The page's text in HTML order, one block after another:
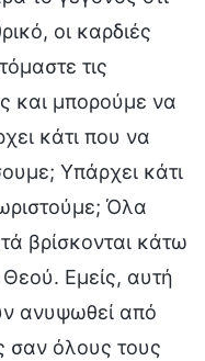
οι καρδιές
τις
και μπορούμε να
κάτι που να
Υπάρχει κάτι
Όλα
βρίσκονται κάτω
Εμείς, αυτή
ανυψωθεί από
σαν όλους τους